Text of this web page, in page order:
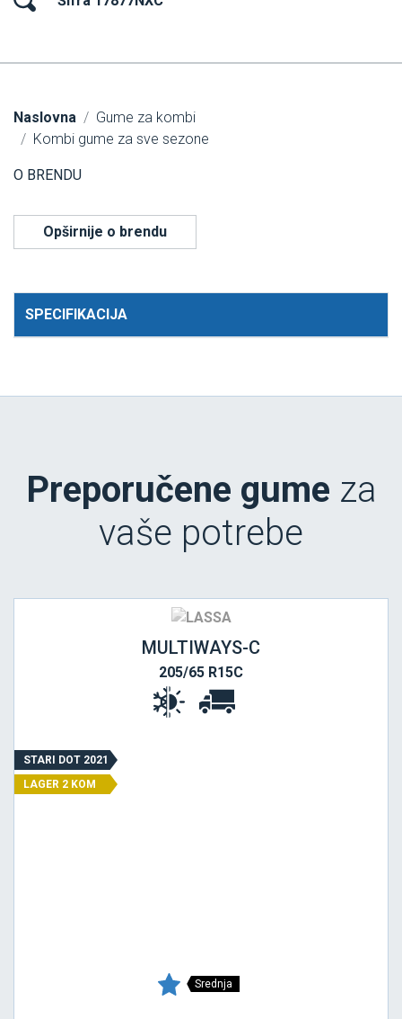
Naslovna
Gume za kombi
Kombi gume za sve sezone
O BRENDU
Opširnije o brendu
SPECIFIKACIJA
Preporučene gume za
vaše potrebe
MULTIWAYS-C
205/65 R15C
STARI DOT 2021
LAGER 2 KOM
Srednja